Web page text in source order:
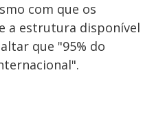
com que os
a estrutura disponível
que "95% do